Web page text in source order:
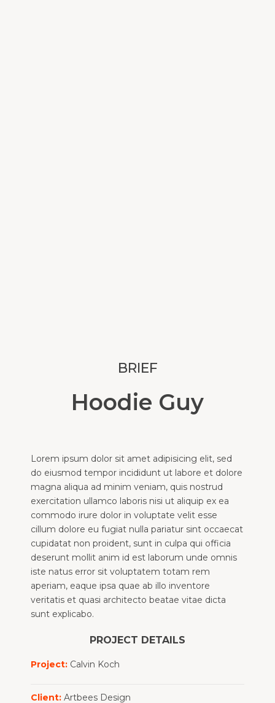
BRIEF
Hoodie Guy
Lorem ipsum dolor sit amet adipisicing elit, sed
do eiusmod tempor incididunt ut labore et dolore
magna aliqua ad minim veniam, quis nostrud
exercitation ullamco laboris nisi ut aliquip ex ea
commodo irure dolor in voluptate velit esse
cillum dolore eu fugiat nulla pariatur sint occaecat
cupidatat non proident, sunt in culpa qui officia
deserunt mollit anim id est laborum unde omnis
iste natus error sit voluptatem totam rem
aperiam, eaque ipsa quae ab illo inventore
veritatis et quasi architecto beatae vitae dicta
sunt explicabo.
PROJECT DETAILS
Project: Calvin Koch
Client: Artbees Design